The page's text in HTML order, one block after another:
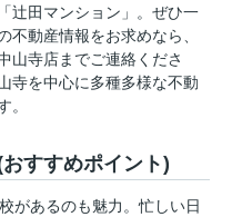
辻田マンション」。ぜひ一
不動産情報をお求めなら、
寺店までご連絡くださ
寺を中心に多種多様な不動
。
すすめポイント)
があるのも魅力。忙しい日